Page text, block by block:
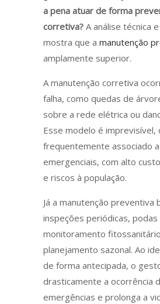
a pena atuar de forma
corretiva? A análise técnica
mostra que a manutenção
amplamente superior.
A manutenção corretiva
falha, como quedas de
sobre a rede elétrica ou
Esse modelo é imprevisível,
frequentemente associado
emergenciais, com alto
e riscos à população.
Já a manutenção preventiva
inspeções periódicas, podas
monitoramento
planejamento sazonal. Ao
de forma antecipada, o
drasticamente a ocorrência
emergências e prolonga a